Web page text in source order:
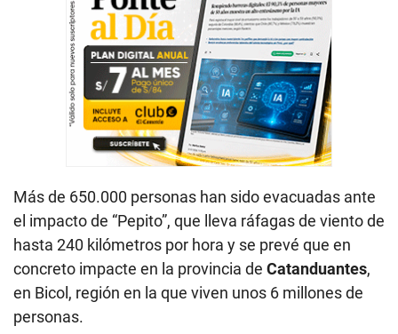
Más de 650.000 personas han sido evacuadas ante
el impacto de “Pepito”, que lleva ráfagas de viento de
hasta 240 kilómetros por hora y se prevé que en
concreto impacte en la provincia de Catanduantes,
en Bicol, región en la que viven unos 6 millones de
personas.